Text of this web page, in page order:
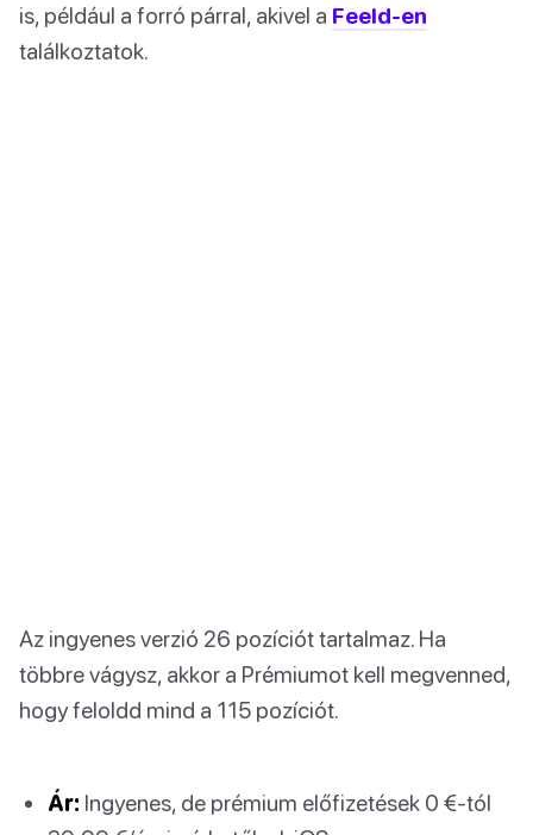
is, például a forró párral, akivel a Feeld-en
találkoztatok.
Az ingyenes verzió 26 pozíciót tartalmaz. Ha
többre vágysz, akkor a Prémiumot kell megvenned,
hogy feloldd mind a 115 pozíciót.
Ár: Ingyenes, de prémium előfizetések 0 €-tól